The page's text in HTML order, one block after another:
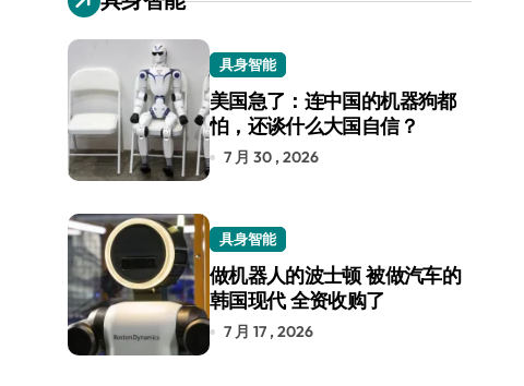
具身智能
美国急了：连中国的机器狗都
怕，还谈什么大国自信？
7 月 30 , 2026
具身智能
做机器人的波士顿 被做汽车的
韩国现代 全资收购了
7 月 17 , 2026